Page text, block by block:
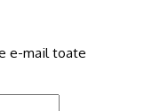
e-mail toate